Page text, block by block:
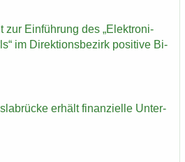
zur Ein­füh­rung des „Elek­tro­ni­
im Di­rek­ti­ons­be­zirk po­si­ti­ve Bi­
er­hält fi­nan­zi­el­le Un­ter­